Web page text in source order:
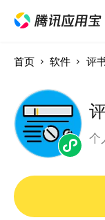
首页 软件 评
个